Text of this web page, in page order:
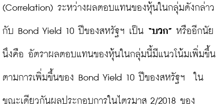
(Correlation) ระหว่างผลตอบแทนของหุ้นในกลุ่มดังกล่าว
กับ Bond Yield 10 ปีของสหรัฐฯ เป็น “บวก” หรืออีกนัย
นึงคือ อัตราผลตอบแทนของหุ้นในกลุ่มนี้มีแนวโน้มเพิ่มขึ้น
ตามการเพิ่มขึ้นของ Bond Yield 10 ปีของสหรัฐฯ  ใน
ขณะเดียวกันผลประกอบการในไตรมาส 2/2018 ของ